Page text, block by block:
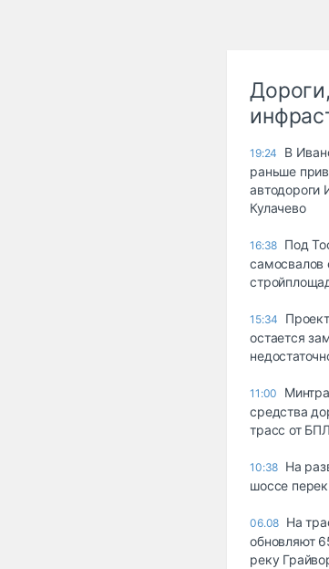
Дороги,
19:24
В
раньше
автодороги
Кулачево
16:38 Под
самосвалов
15:34
остается
11:00
средства
трасс от
10:38 На
шоссе
06.08 На
обновляют
реку